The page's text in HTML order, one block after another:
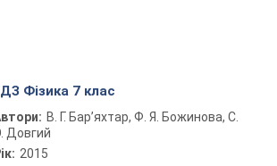
Фізика 7 клас
В. Г. Бар’яхтар, Ф. Я. Божинова, С.
Довгий
2015